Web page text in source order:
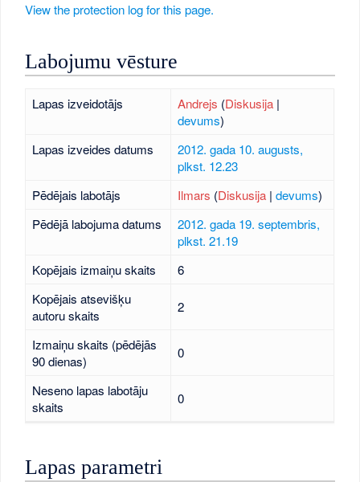
View the protection log for this page.
Labojumu vēsture
Lapas izveidotājs Andrejs (Diskusija|
devums)
Lapas izveides datums
2012. gada 10. augusts,
plkst. 12.23
Pēdējais labotājs
Ilmars (Diskusija| devums)
Pēdējā labojuma datums
2012. gada 19. septembris,
plkst. 21.19
Kopējais izmaiņu skaits
6
Kopējais atsevišķu
autoru skaits
2
Izmaiņu skaits (pēdējās
90 dienas)
0
Neseno lapas labotāju
skaits
0
Lapas parametri